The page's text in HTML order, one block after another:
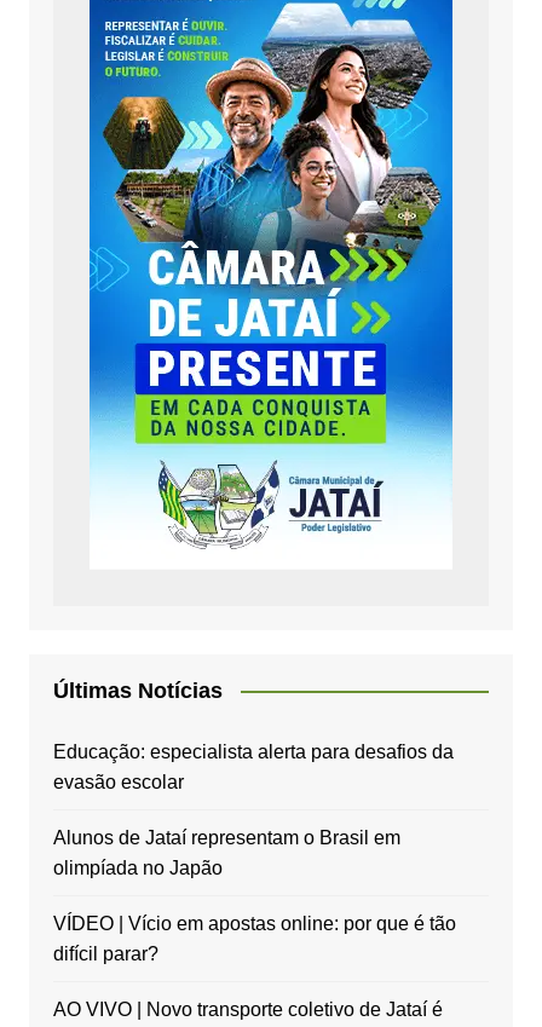
Últimas Notícias
Educação: especialista alerta para desafios da
evasão escolar
Alunos de Jataí representam o Brasil em
olimpíada no Japão
VÍDEO | Vício em apostas online: por que é tão
difícil parar?
AO VIVO | Novo transporte coletivo de Jataí é